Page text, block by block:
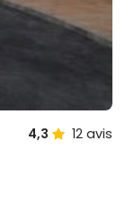
4,3 12 avis